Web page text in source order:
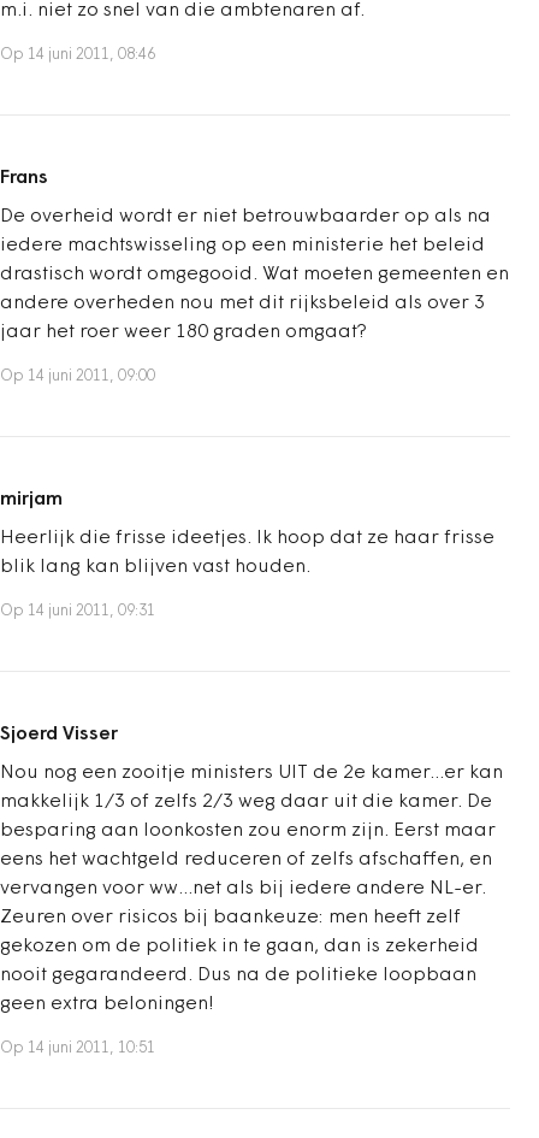
m.i. niet zo snel van die ambtenaren af.
Op 14 juni 2011, 08:46
Frans
De overheid wordt er niet betrouwbaarder op als na
iedere machtswisseling op een ministerie het beleid
drastisch wordt omgegooid. Wat moeten gemeenten en
andere overheden nou met dit rijksbeleid als over 3
jaar het roer weer 180 graden omgaat?
Op 14 juni 2011, 09:00
mirjam
Heerlijk die frisse ideetjes. Ik hoop dat ze haar frisse
blik lang kan blijven vast houden.
Op 14 juni 2011, 09:31
Sjoerd Visser
Nou nog een zooitje ministers UIT de 2e kamer...er kan
makkelijk 1/3 of zelfs 2/3 weg daar uit die kamer. De
besparing aan loonkosten zou enorm zijn. Eerst maar
eens het wachtgeld reduceren of zelfs afschaffen, en
vervangen voor ww...net als bij iedere andere NL-er.
Zeuren over risicos bij baankeuze: men heeft zelf
gekozen om de politiek in te gaan, dan is zekerheid
nooit gegarandeerd. Dus na de politieke loopbaan
geen extra beloningen!
Op 14 juni 2011, 10:51